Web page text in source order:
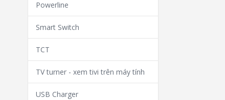
Powerline
Smart Switch
TCT
TV turner - xem tivi trên máy tính
USB Charger